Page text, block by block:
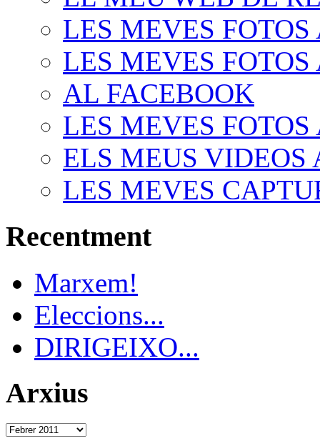
LES MEVES
LES MEVES FOTOS
AL FACEBOOK
LES MEVES
ELS MEUS VIDEOS
LES MEVES
Recentment
Marxem!
Eleccions...
DIRIGEIXO...
Arxius